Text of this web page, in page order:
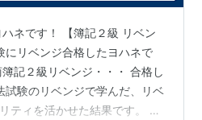
ネです！ 【簿記２級 リベン
にリベンジ合格したヨハネで
記２級リベンジ・・・ 合格し
試験のリベンジで学んだ、リベ
ティを活かせた結果です。 ち